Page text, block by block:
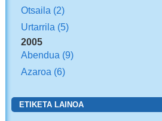
Otsaila (2)
Urtarrila (5)
2005
Abendua (9)
Azaroa (6)
ETIKETA LAINOA